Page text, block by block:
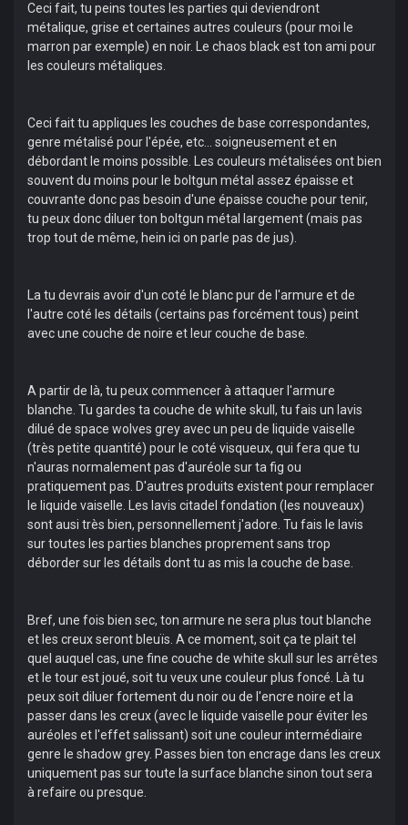
Ceci fait, tu peins toutes les parties qui deviendront
métalique, grise et certaines autres couleurs (pour moi le
marron par exemple) en noir. Le chaos black est ton ami pour
les couleurs métaliques.
Ceci fait tu appliques les couches de base correspondantes,
genre métalisé pour l'épée, etc... soigneusement et en
débordant le moins possible. Les couleurs métalisées ont bien
souvent du moins pour le boltgun métal assez épaisse et
couvrante donc pas besoin d'une épaisse couche pour tenir,
tu peux donc diluer ton boltgun métal largement (mais pas
trop tout de même, hein ici on parle pas de jus).
La tu devrais avoir d'un coté le blanc pur de l'armure et de
l'autre coté les détails (certains pas forcément tous) peint
avec une couche de noire et leur couche de base.
A partir de là, tu peux commencer à attaquer l'armure
blanche. Tu gardes ta couche de white skull, tu fais un lavis
dilué de space wolves grey avec un peu de liquide vaiselle
(très petite quantité) pour le coté visqueux, qui fera que tu
n'auras normalement pas d'auréole sur ta fig ou
pratiquement pas. D'autres produits existent pour remplacer
le liquide vaiselle. Les lavis citadel fondation (les nouveaux)
sont ausi très bien, personnellement j'adore. Tu fais le lavis
sur toutes les parties blanches proprement sans trop
déborder sur les détails dont tu as mis la couche de base.
Bref, une fois bien sec, ton armure ne sera plus tout blanche
et les creux seront bleuïs. A ce moment, soit ça te plait tel
quel auquel cas, une fine couche de white skull sur les arrêtes
et le tour est joué, soit tu veux une couleur plus foncé. Là tu
peux soit diluer fortement du noir ou de l'encre noire et la
passer dans les creux (avec le liquide vaiselle pour éviter les
auréoles et l'effet salissant) soit une couleur intermédiaire
genre le shadow grey. Passes bien ton encrage dans les creux
uniquement pas sur toute la surface blanche sinon tout sera
à refaire ou presque.